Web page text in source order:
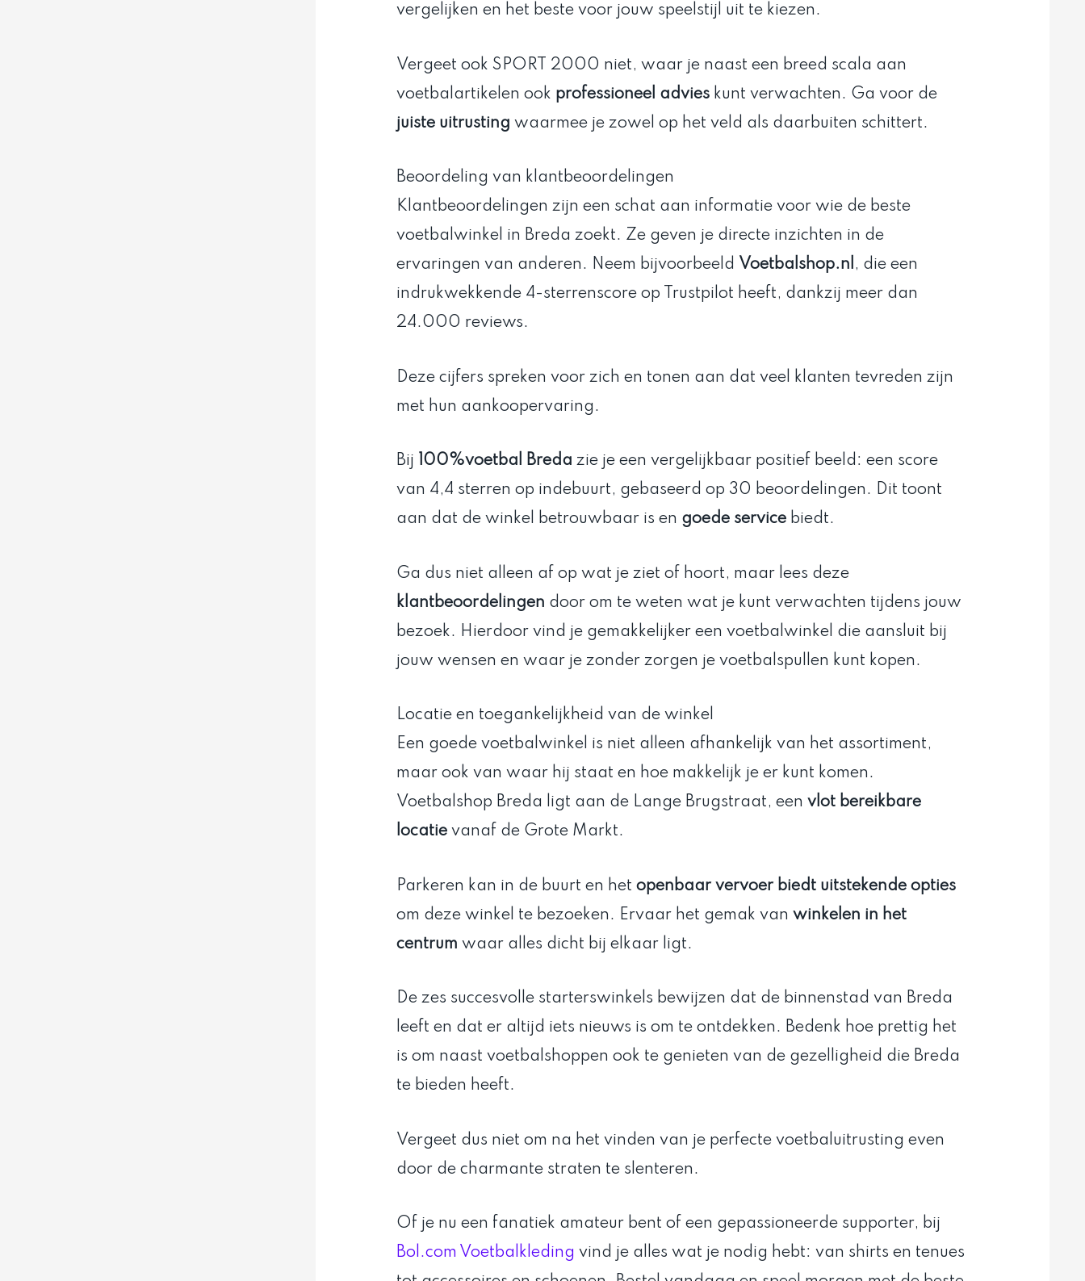
vergelijken en het beste voor jouw speelstijl uit te kiezen.
Vergeet ook SPORT 2000 niet, waar je naast een breed scala aan
voetbalartikelen ook professioneel advies kunt verwachten. Ga voor de
juiste uitrusting waarmee je zowel op het veld als daarbuiten schittert.
Beoordeling van klantbeoordelingen
Klantbeoordelingen zijn een schat aan informatie voor wie de beste
voetbalwinkel in Breda zoekt. Ze geven je directe inzichten in de
ervaringen van anderen. Neem bijvoorbeeld Voetbalshop.nl, die een
indrukwekkende 4-sterrenscore op Trustpilot heeft, dankzij meer dan
24.000 reviews.
Deze cijfers spreken voor zich en tonen aan dat veel klanten tevreden zijn
met hun aankoopervaring.
Bij 100%voetbal Breda zie je een vergelijkbaar positief beeld: een score
van 4,4 sterren op indebuurt, gebaseerd op 30 beoordelingen. Dit toont
aan dat de winkel betrouwbaar is en goede service biedt.
Ga dus niet alleen af op wat je ziet of hoort, maar lees deze
klantbeoordelingen door om te weten wat je kunt verwachten tijdens jouw
bezoek. Hierdoor vind je gemakkelijker een voetbalwinkel die aansluit bij
jouw wensen en waar je zonder zorgen je voetbalspullen kunt kopen.
Locatie en toegankelijkheid van de winkel
Een goede voetbalwinkel is niet alleen afhankelijk van het assortiment,
maar ook van waar hij staat en hoe makkelijk je er kunt komen.
Voetbalshop Breda ligt aan de Lange Brugstraat, een vlot bereikbare
locatie vanaf de Grote Markt.
Parkeren kan in de buurt en het openbaar vervoer biedt uitstekende opties
om deze winkel te bezoeken. Ervaar het gemak van winkelen in het
centrum waar alles dicht bij elkaar ligt.
De zes succesvolle starterswinkels bewijzen dat de binnenstad van Breda
leeft en dat er altijd iets nieuws is om te ontdekken. Bedenk hoe prettig het
is om naast voetbalshoppen ook te genieten van de gezelligheid die Breda
te bieden heeft.
Vergeet dus niet om na het vinden van je perfecte voetbaluitrusting even
door de charmante straten te slenteren.
Of je nu een fanatiek amateur bent of een gepassioneerde supporter, bij
Bol.com Voetbalkleding vind je alles wat je nodig hebt: van shirts en tenues